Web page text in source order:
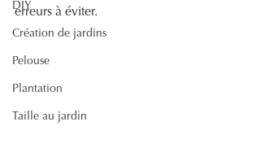
DIY
Création de jardins
Pelouse
Plantation
Taille au jardin
erreurs à éviter.